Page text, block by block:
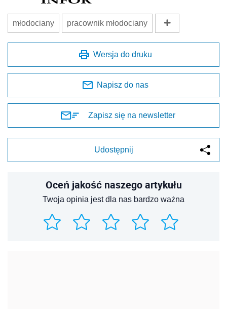
młodociany pracownik młodociany
Wersja do druku
Napisz do nas
Zapisz się na newsletter
Udostępnij
Oceń jakość naszego artykułu
Twoja opinia jest dla nas bardzo ważna